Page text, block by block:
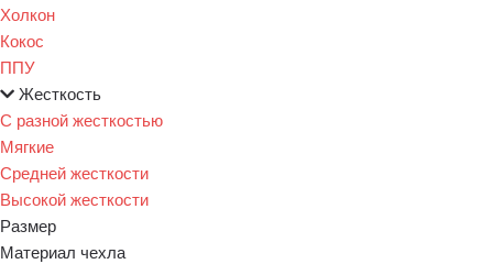
Холкон
Кокос
ППУ
Жесткость
С разной жесткостью
Мягкие
Средней жесткости
Высокой жесткости
Размер
Материал чехла